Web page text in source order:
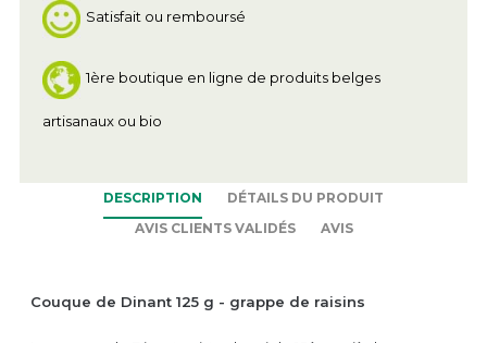
Satisfait ou remboursé
1ère boutique en ligne de produits belges
artisanaux ou bio
DESCRIPTION
DÉTAILS DU PRODUIT
AVIS CLIENTS VALIDÉS
AVIS
Couque de Dinant 125 g - grappe de raisins